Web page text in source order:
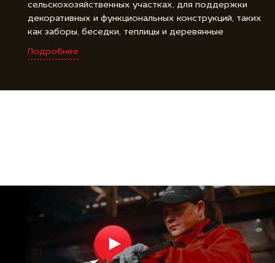
сельскохозяйственных участках, для поддержки
декоративных и функциональных конструкций, таких
как заборы, беседки, теплицы и деревянные
площадки, а также для фиксации и закрепления
различных объектов, включая буровые установки,
Подробнее